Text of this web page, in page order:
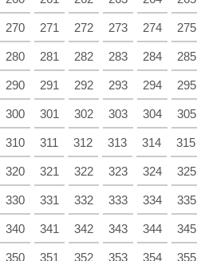
270 271 272 273 274 275
280 281 282 283 284 285
290 291 292 293 294 295
300 301 302 303 304 305
310 311 312 313 314 315
320 321 322 323 324 325
330 331 332 333 334 335
340 341 342 343 344 345
350 351 352 353 354 355